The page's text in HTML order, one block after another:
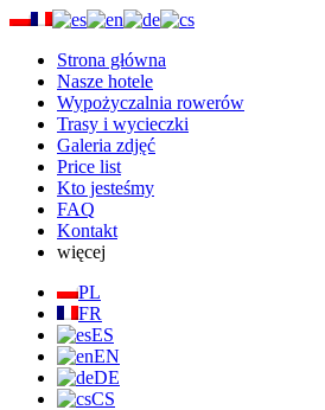
Strona główna
Nasze hotele
Wypożyczalnia rowerów
Trasy i wycieczki
Galeria zdjęć
Price list
Kto jesteśmy
FAQ
Kontakt
więcej
PL
FR
ES
EN
DE
CS